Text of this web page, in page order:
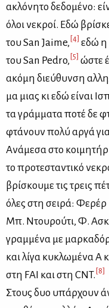
ακλό­νη­το δε­δο­μέ­νο:
όλοι νε­κροί. Εδώ
του San Jaime, [4] εδώ η
του San Pedro, [5] ώστε
ακό­μη διεύ­θυν­ση
μα μιας κι εδώ εί­ναι
τα γράμ­μα­τα πο­τέ δε
φτά­νουν πο­λύ αρ­γά
Ανά­με­σα στο
το προ­τε­στα­ντι­κό
βρί­σκου­με τις τρεις
όλες στη σει­ρά: Φε­ρέρ
Μπ. Ντου­ρού­τι, Φ.
γραμ­μέ­να με
και λί­γα κυ­κλω­μέ­να Α
στη FAI και στη CNT. [8]
Στους δυο υπάρ­χουν